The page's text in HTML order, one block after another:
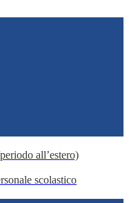
all’estero)
scolastico